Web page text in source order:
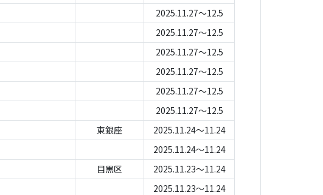
2025.11.27～12.5
2025.11.27～12.5
2025.11.27～12.5
2025.11.27～12.5
2025.11.27～12.5
2025.11.27～12.5
東銀座
2025.11.24～11.24
2025.11.24～11.24
目黒区
2025.11.23～11.24
2025.11.23～11.24